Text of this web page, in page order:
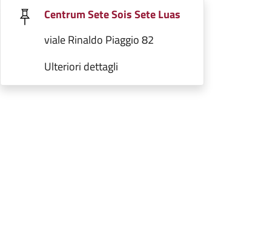
Centrum Sete Sois Sete Luas
viale Rinaldo Piaggio 82
Ulteriori dettagli